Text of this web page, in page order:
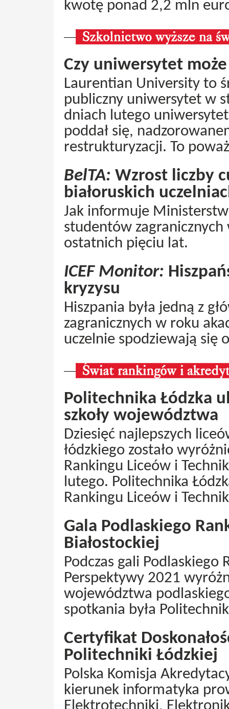
kwotę ponad 2,2 mln
Czy uniwersytet
Laurentian University to
publiczny uniwersytet w
dniach lutego uniwersytet
poddał się,
restrukturyzacji. To
BelTA: Wzrost liczby
białoruskich
Jak informuje
studentów zagranicznych
ostatnich pięciu lat.
ICEF Monitor:
kryzysu
Hiszpania była jedną z
zagranicznych w roku
uczelnie spodziewają się
Politechnika Łódzka
szkoły województwa
Dziesięć najlepszych
łódzkiego zostało
Rankingu Liceów i
lutego. Politechnika
Rankingu Liceów i
Gala Podlaskiego
Białostockiej
Podczas gali Podlaskiego
Perspektywy 2021
województwa
spotkania była
Certyfikat
Politechniki Łódzkiej
Polska Komisja
kierunek informatyka